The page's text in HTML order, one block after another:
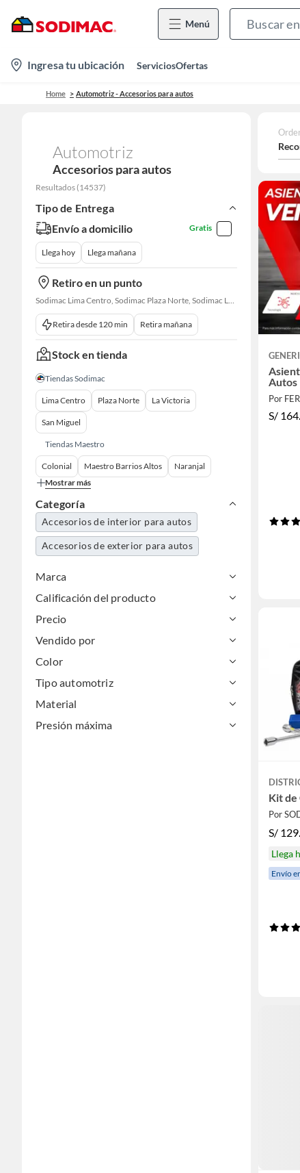
Menú
location-
icon
Ingresa tu ubicación ServiciosOfertas
Home Automotriz - Accesorios para autos
Automotriz
Accesorios para autos
Resultados (14537)
Tipo de Entrega
Envío a domicilio
Gratis
Llega hoy Llega mañana
Retiro en un punto
Sodimac Lima Centro, Sodimac Plaza Norte, Sodimac La Victoria, Sodimac San Miguel, Sodimac S. J. Lurigancho, Sodimac Chacarilla, Sodimac Av. La Molina, Sodimac Colonial, Maestro Barrios Altos, Sodimac Naranjal
Retira desde 120 min Retira mañana
Stock en tienda
Tiendas Sodimac
Lima Centro Plaza Norte La Victoria
San Miguel
Tiendas Maestro
Colonial Maestro Barrios Altos
Naranjal
Mostrar más
Categoría
Accesorios de interior para autos
Accesorios de exterior para autos
Marca
Calificación del producto
Precio
Vendido por
Color
Tipo automotriz
Material
Presión máxima
Autos
Por
S/
Kit de
Por
S/
Llega
Envío